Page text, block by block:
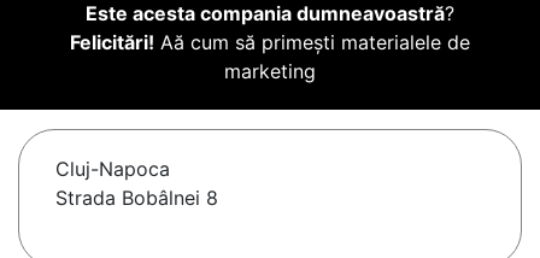
Este acesta compania dumneavoastră?
Felicitări! Aă cum să primești materialele de
marketing
Cluj-Napoca
Strada Bobâlnei 8